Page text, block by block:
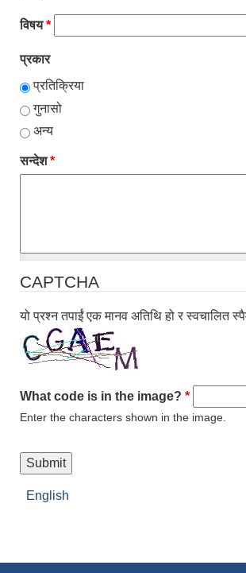
विषय*
प्रकार
प्रतिक्रिया
गुनासो
अन्य
सन्देश*
CAPTCHA
यो प्रश्न तपाईं एक मानव अतिथि हो र स्वचालित
What code is in the image? *
Enter the characters shown in the image.
English